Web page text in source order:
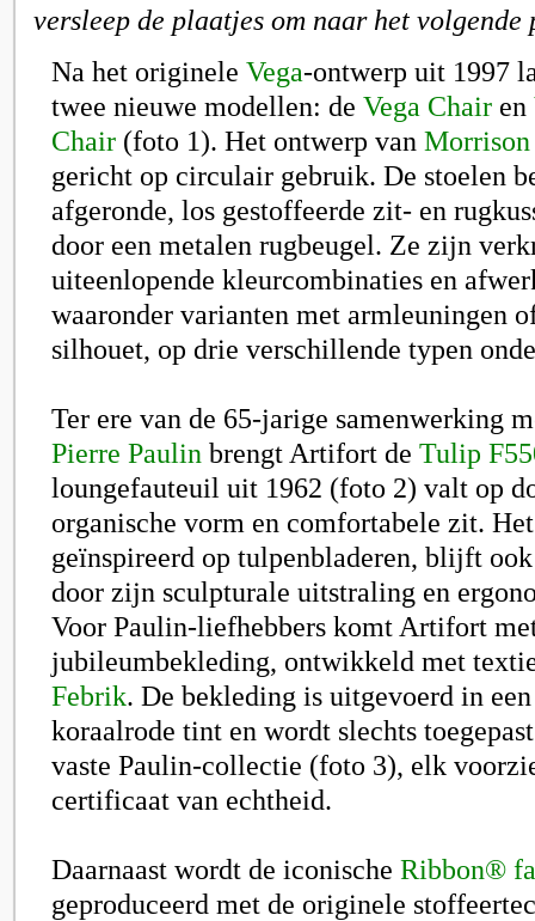
versleep de plaatjes om naar het
Na het originele Vega-ontwerp uit 1997
twee nieuwe modellen: de Vega Chair en
Chair (foto 1). Het ontwerp van Morrison
gericht op circulair gebruik. De stoelen
afgeronde, los gestoffeerde zit- en
door een metalen rugbeugel. Ze zijn
uiteenlopende kleurcombinaties en
waaronder varianten met armleuningen
silhouet, op drie verschillende typen
Ter ere van de 65-jarige samenwerking
Pierre Paulin brengt Artifort de Tulip
loungefauteuil uit 1962 (foto 2) valt op
organische vorm en comfortabele zit.
geïnspireerd op tulpenbladeren, blijft
door zijn sculpturale uitstraling en
Voor Paulin-liefhebbers komt Artifort
jubileumbekleding, ontwikkeld met
Febrik. De bekleding is uitgevoerd in
koraalrode tint en wordt slechts
vaste Paulin-collectie (foto 3), elk
certificaat van echtheid.
Daarnaast wordt de iconische Ribbon®
geproduceerd met de originele